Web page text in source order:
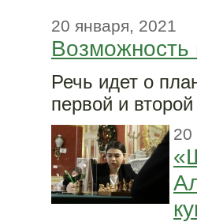
20 января, 2021
Возможность
Речь идет о
первой и
20